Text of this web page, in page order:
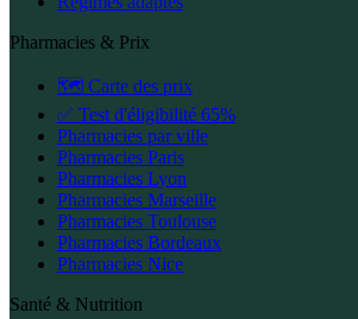
Pharmacies & Prix
🗺️ Carte des prix
✅ Test d'éligibilité 65%
Pharmacies par ville
Pharmacies Paris
Pharmacies Lyon
Pharmacies Marseille
Pharmacies Toulouse
Pharmacies Bordeaux
Pharmacies Nice
Santé & Nutrition